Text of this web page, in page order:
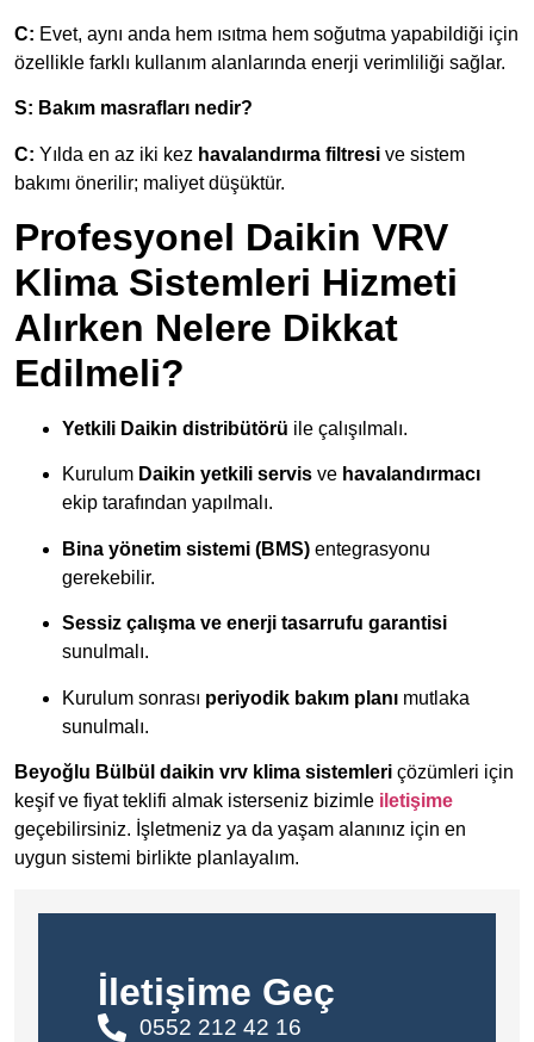
İletişime Geç
0552 212 42 16
C: Evet, aynı anda hem ısıtma hem soğutma yapabildiği için
özellikle farklı kullanım alanlarında enerji verimliliği sağlar.
S: Bakım masrafları nedir?
C: Yılda en az iki kez havalandırma filtresi ve sistem
bakımı önerilir; maliyet düşüktür.
Profesyonel Daikin VRV
Klima Sistemleri Hizmeti
Alırken Nelere Dikkat
Edilmeli?
Yetkili Daikin distribütörü ile çalışılmalı.
Kurulum Daikin yetkili servis ve havalandırmacı
ekip tarafından yapılmalı.
Bina yönetim sistemi (BMS) entegrasyonu
gerekebilir.
Sessiz çalışma ve enerji tasarrufu garantisi
sunulmalı.
Kurulum sonrası periyodik bakım planı mutlaka
sunulmalı.
Beyoğlu Bülbül daikin vrv klima sistemleri çözümleri için
keşif ve fiyat teklifi almak isterseniz bizimle iletişime
geçebilirsiniz. İşletmeniz ya da yaşam alanınız için en
uygun sistemi birlikte planlayalım.